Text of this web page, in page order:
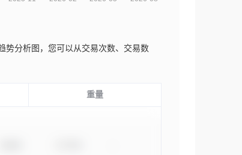
趋势分析图，您可以从交易次数、交易数
重量